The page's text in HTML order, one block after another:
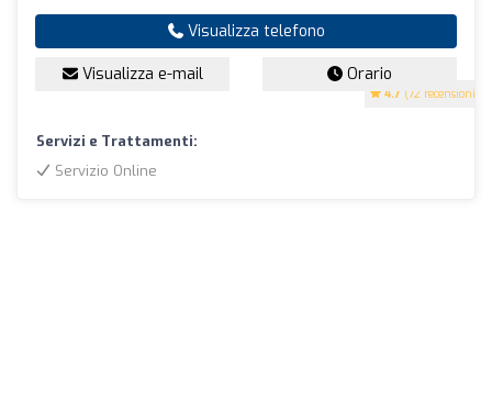
4.7 (72 recensioni)
Visualizza telefono
Visualizza e-mail Orario
Servizi e Trattamenti:
Servizio Online